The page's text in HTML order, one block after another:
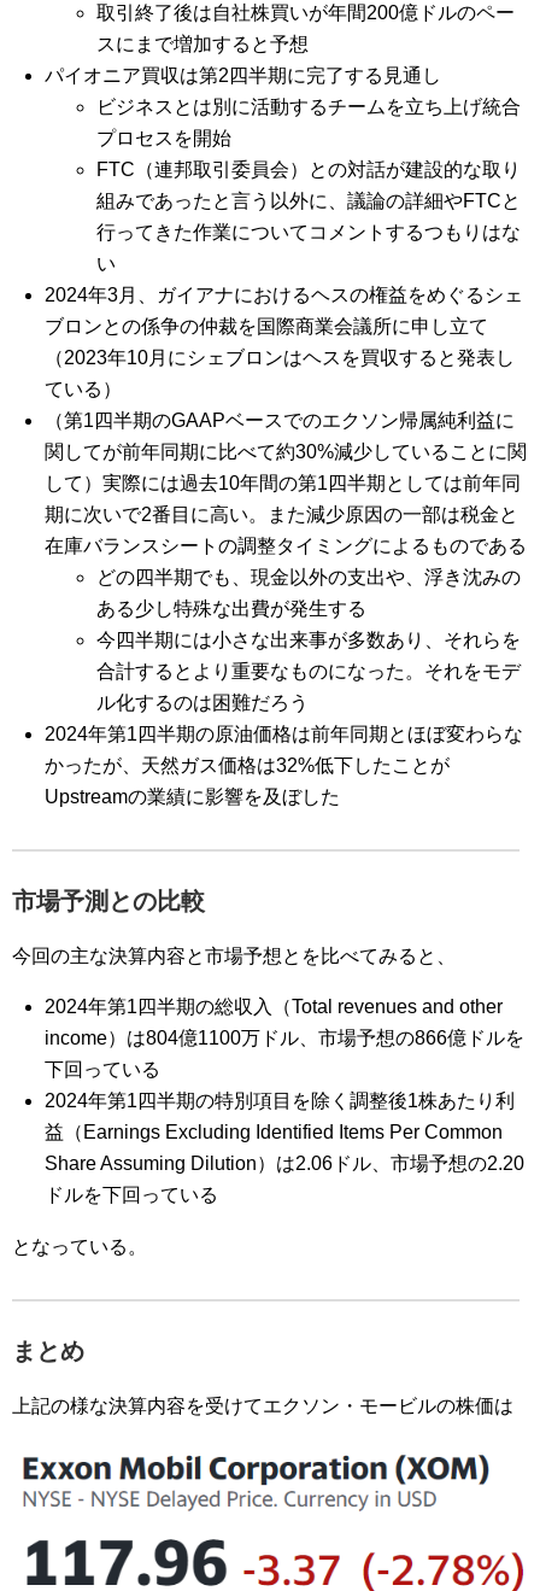
取引終了後は自社株買いが年間200億ドルのペー
スにまで増加すると予想
パイオニア買収は第2四半期に完了する見通し
ビジネスとは別に活動するチームを立ち上げ統合
プロセスを開始
FTC（連邦取引委員会）との対話が建設的な取り
組みであったと言う以外に、議論の詳細やFTCと
行ってきた作業についてコメントするつもりはな
い
2024年3月、ガイアナにおけるヘスの権益をめぐるシェ
ブロンとの係争の仲裁を国際商業会議所に申し立て
（2023年10月にシェブロンはヘスを買収すると発表し
ている）
（第1四半期のGAAPベースでのエクソン帰属純利益に
関してが前年同期に比べて約30%減少していることに関
して）実際には過去10年間の第1四半期としては前年同
期に次いで2番目に高い。また減少原因の一部は税金と
在庫バランスシートの調整タイミングによるものである
どの四半期でも、現金以外の支出や、浮き沈みの
ある少し特殊な出費が発生する
今四半期には小さな出来事が多数あり、それらを
合計するとより重要なものになった。それをモデ
ル化するのは困難だろう
2024年第1四半期の原油価格は前年同期とほぼ変わらな
かったが、天然ガス価格は32%低下したことが
Upstreamの業績に影響を及ぼした
市場予測との比較
今回の主な決算内容と市場予想とを比べてみると、
2024年第1四半期の総収入（Total revenues and other
income）は804億1100万ドル、市場予想の866億ドルを
下回っている
2024年第1四半期の特別項目を除く調整後1株あたり利
益（Earnings Excluding Identified Items Per Common
Share Assuming Dilution）は2.06ドル、市場予想の2.20
ドルを下回っている
となっている。
まとめ
上記の様な決算内容を受けてエクソン・モービルの株価は